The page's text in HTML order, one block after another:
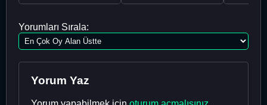
Yorumları Sırala:
Yorum Yaz